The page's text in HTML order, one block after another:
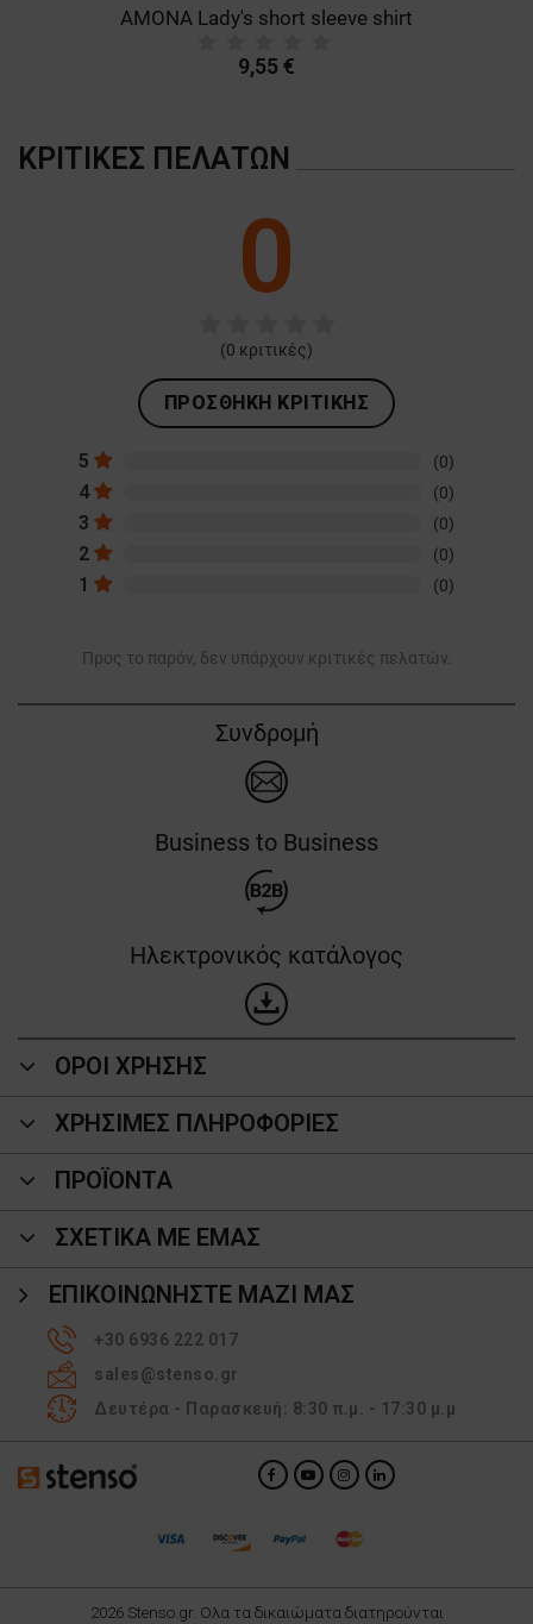
AMONA Lady's short sleeve shirt
9,55 €
ΚΡΙΤΙΚΈΣ ΠΕΛΑΤΏΝ
0
(0 κριτικές)
ΠΡΟΣΘΉΚΗ ΚΡΙΤΙΚΉΣ
5 (0)
4 (0)
3 (0)
2 (0)
1 (0)
Προς το παρόν, δεν υπάρχουν κριτικές πελατών.
Συνδρομή
Business to Business
Ηλεκτρονικός κατάλογος
ΟΡΟΙ ΧΡΗΣΗΣ
ΧΡΗΣΙΜΕΣ ΠΛΗΡΟΦΟΡΙΕΣ
ΠΡΟΪΌΝΤΑ
ΣΧΕΤΙΚΑ ΜΕ ΕΜΑΣ
ΕΠΙΚΟΙΝΩΝΉΣΤΕ ΜΑΖΊ ΜΑΣ
+30 6936 222 017
sales@stenso.gr
Δευτέρα - Παρασκευή: 8:30 π.μ. - 17:30 μ.μ
2026 Stenso.gr. Ολα τα δικαιώματα διατηρούνται